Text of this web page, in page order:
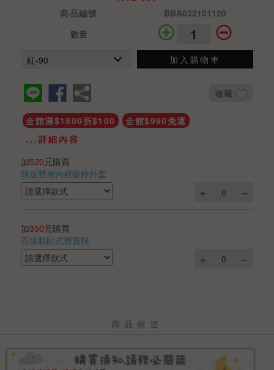
商品編號
BBA032101120
數量
加入購物車
收藏
全館滿$1800折$100
全館$990免運
...詳細內容
加520元購買
韓版雙層內裡衝鋒外套
加350元購買
百搭黏貼式寶寶鞋
商品敘述